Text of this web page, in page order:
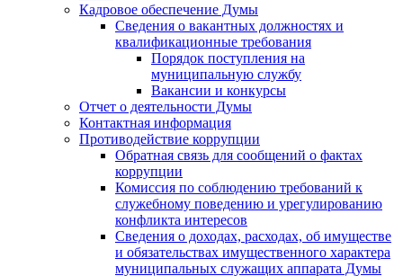
Кадровое обеспечение Думы
Сведения о вакантных должностях и
квалификационные требования
Порядок поступления на
муниципальную службу
Вакансии и конкурсы
Отчет о деятельности Думы
Контактная информация
Противодействие коррупции
Обратная связь для сообщений о фактах
коррупции
Комиссия по соблюдению требований к
служебному поведению и урегулированию
конфликта интересов
Сведения о доходах, расходах, об имуществе
и обязательствах имущественного характера
муниципальных служащих аппарата Думы